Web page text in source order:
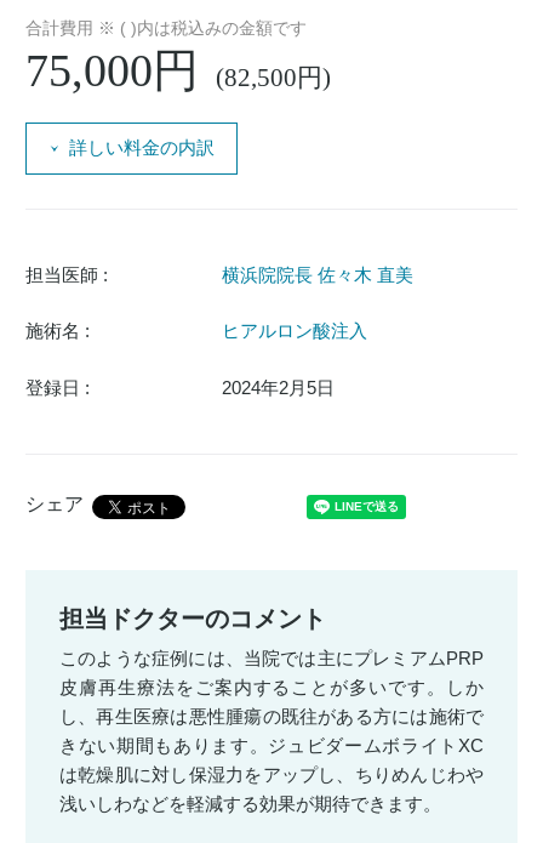
合計費用 ※ ( )内は税込みの金額です
75,000円 (82,500円)
詳しい料金の内訳
担当医師 : 横浜院院長 佐々木 直美
施術名 : ヒアルロン酸注入
登録日 : 2024年2月5日
シェア
担当ドクターのコメント
このような症例には、当院では主にプレミアムPRP
皮膚再生療法をご案内することが多いです。しか
し、再生医療は悪性腫瘍の既往がある方には施術で
きない期間もあります。ジュビダームボライトXC
は乾燥肌に対し保湿力をアップし、ちりめんじわや
浅いしわなどを軽減する効果が期待できます。